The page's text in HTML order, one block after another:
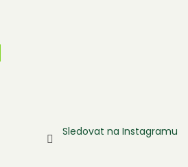
Sledovat na Instagramu